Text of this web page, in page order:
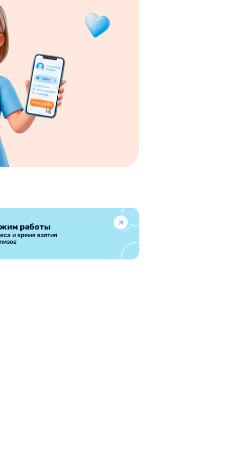
работы
и время взятия